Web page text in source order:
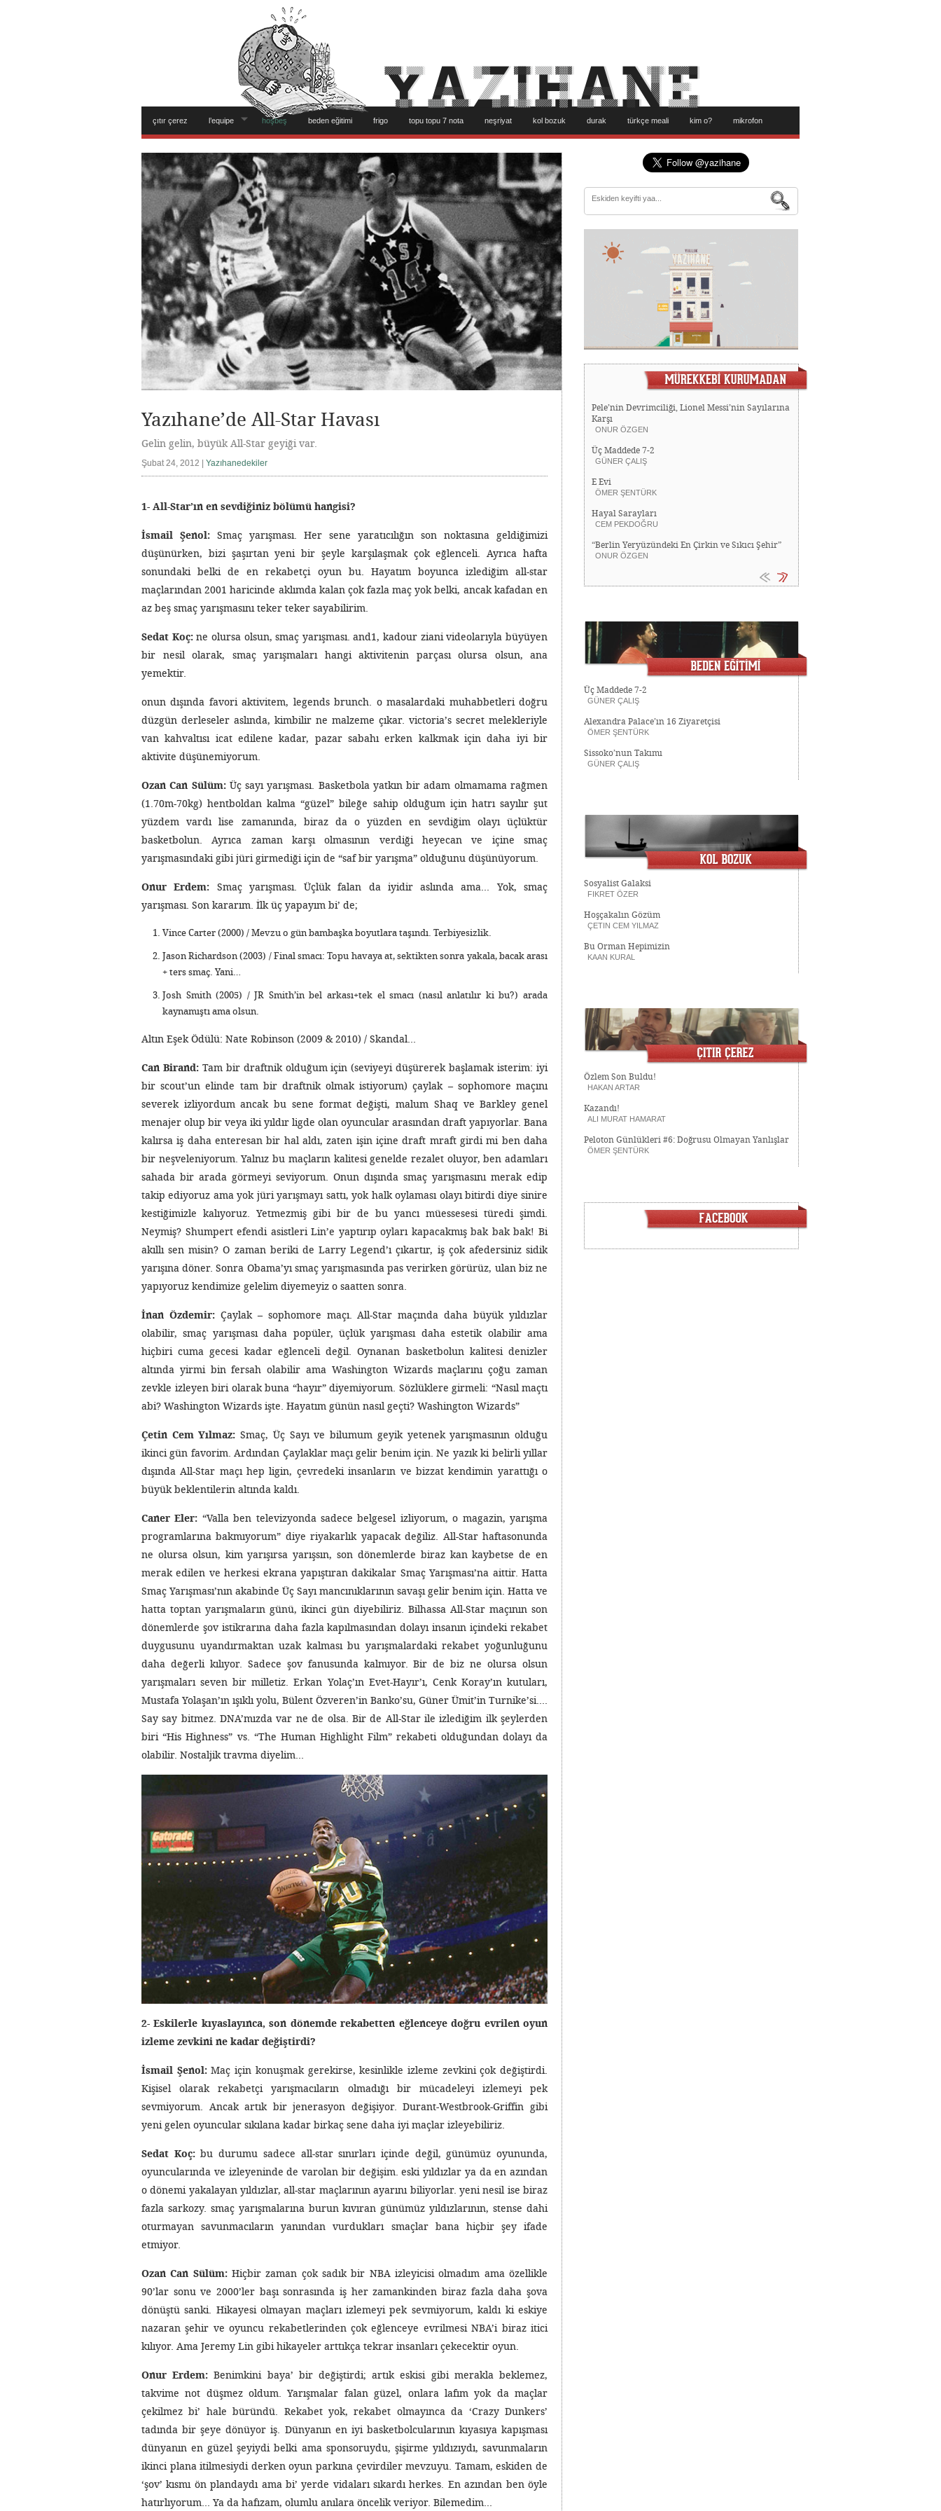
çıtır çerez l’equipe hoşbeş beden eğitimi frigo topu topu 7 nota neşriyat kol bozuk durak türkçe meali kim o? mikrofon
Yazıhane’de All-Star Havası
Gelin gelin, büyük All-Star geyiği var.
Şubat 24, 2012 | Yazıhanedekiler
1- All-Star’ın en sevdiğiniz bölümü hangisi?
İsmail Şenol: Smaç yarışması. Her sene yaratıcılığın son noktasına geldiğimizi
düşünürken, bizi şaşırtan yeni bir şeyle karşılaşmak çok eğlenceli. Ayrıca hafta
sonundaki belki de en rekabetçi oyun bu. Hayatım boyunca izlediğim all-star
maçlarından 2001 haricinde aklımda kalan çok fazla maç yok belki, ancak kafadan en
az beş smaç yarışmasını teker teker sayabilirim.
Sedat Koç:ne olursa olsun, smaç yarışması. and1, kadour ziani videolarıyla büyüyen
bir nesil olarak, smaç yarışmaları hangi aktivitenin parçası olursa olsun, ana
yemektir.
onun dışında favori aktivitem, legends brunch. o masalardaki muhabbetleri doğru
düzgün derleseler aslında, kimbilir ne malzeme çıkar. victoria’s secret melekleriyle
van kahvaltısı icat edilene kadar, pazar sabahı erken kalkmak için daha iyi bir
aktivite düşünemiyorum.
Ozan Can Sülüm:Üç sayı yarışması. Basketbola yatkın bir adam olmamama rağmen
(1.70m-70kg) hentboldan kalma “güzel” bileğe sahip olduğum için hatrı sayılır şut
yüzdem vardı lise zamanında, biraz da o yüzden en sevdiğim olayı üçlüktür
basketbolun. Ayrıca zaman karşı olmasının verdiği heyecan ve içine smaç
yarışmasındaki gibi jüri girmediği için de “saf bir yarışma” olduğunu düşünüyorum.
Onur Erdem: Smaç yarışması. Üçlük falan da iyidir aslında ama… Yok, smaç
yarışması. Son kararım. İlk üç yapayım bi’ de;
Vince Carter (2000) / Mevzu o gün bambaşka boyutlara taşındı. Terbiyesizlik.
Jason Richardson (2003) / Final smacı: Topu havaya at, sektikten sonra yakala, bacak arası
+ ters smaç. Yani…
Josh Smith (2005) / JR Smith’in bel arkası+tek el smacı (nasıl anlatılır ki bu?) arada
kaynamıştı ama olsun.
Altın Eşek Ödülü: Nate Robinson (2009 & 2010) / Skandal…
Can Birand:Tam bir draftnik olduğum için (seviyeyi düşürerek başlamak isterim: iyi
bir scout’un elinde tam bir draftnik olmak istiyorum) çaylak – sophomore maçını
severek izliyordum ancak bu sene format değişti, malum Shaq ve Barkley genel
menajer olup bir veya iki yıldır ligde olan oyuncular arasından draft yapıyorlar. Bana
kalırsa iş daha enteresan bir hal aldı, zaten işin içine draft mraft girdi mi ben daha
bir neşveleniyorum. Yalnız bu maçların kalitesi genelde rezalet oluyor, ben adamları
sahada bir arada görmeyi seviyorum. Onun dışında smaç yarışmasını merak edip
takip ediyoruz ama yok jüri yarışmayı sattı, yok halk oylaması olayı bitirdi diye sinire
kestiğimizle kalıyoruz. Yetmezmiş gibi bir de bu yancı müessesesi türedi şimdi.
Neymiş? Shumpert efendi asistleri Lin’e yaptırıp oyları kapacakmış bak bak bak! Bi
akıllı sen misin? O zaman beriki de Larry Legend’ı çıkartır, iş çok afedersiniz sidik
yarışına döner. Sonra Obama’yı smaç yarışmasında pas verirken görürüz, ulan biz ne
yapıyoruz kendimize gelelim diyemeyiz o saatten sonra.
İnan Özdemir:Çaylak – sophomore maçı. All-Star maçında daha büyük yıldızlar
olabilir, smaç yarışması daha popüler, üçlük yarışması daha estetik olabilir ama
hiçbiri cuma gecesi kadar eğlenceli değil. Oynanan basketbolun kalitesi denizler
altında yirmi bin fersah olabilir ama Washington Wizards maçlarını çoğu zaman
zevkle izleyen biri olarak buna “hayır” diyemiyorum. Sözlüklere girmeli: “Nasıl maçtı
abi? Washington Wizards işte. Hayatım günün nasıl geçti? Washington Wizards”
Çetin Cem Yılmaz: Smaç, Üç Sayı ve bilumum geyik yetenek yarışmasının olduğu
ikinci gün favorim. Ardından Çaylaklar maçı gelir benim için. Ne yazık ki belirli yıllar
dışında All-Star maçı hep ligin, çevredeki insanların ve bizzat kendimin yarattığı o
büyük beklentilerin altında kaldı.
Caner Eler: “Valla ben televizyonda sadece belgesel izliyorum, o magazin, yarışma
programlarına bakmıyorum” diye riyakarlık yapacak değiliz. All-Star haftasonunda
ne olursa olsun, kim yarışırsa yarışsın, son dönemlerde biraz kan kaybetse de en
merak edilen ve herkesi ekrana yapıştıran dakikalar Smaç Yarışması’na aittir. Hatta
Smaç Yarışması’nın akabinde Üç Sayı mancınıklarının savaşı gelir benim için. Hatta ve
hatta toptan yarışmaların günü, ikinci gün diyebiliriz. Bilhassa All-Star maçının son
dönemlerde şov istikrarına daha fazla kapılmasından dolayı insanın içindeki rekabet
duygusunu uyandırmaktan uzak kalması bu yarışmalardaki rekabet yoğunluğunu
daha değerli kılıyor. Sadece şov fanusunda kalmıyor. Bir de biz ne olursa olsun
yarışmaları seven bir milletiz. Erkan Yolaç’ın Evet-Hayır’ı, Cenk Koray’ın kutuları,
Mustafa Yolaşan’ın ışıklı yolu, Bülent Özveren’in Banko’su, Güner Ümit’in Turnike’si….
Say say bitmez. DNA’mızda var ne de olsa. Bir de All-Star ile izlediğim ilk şeylerden
biri “His Highness” vs. “The Human Highlight Film” rekabeti olduğundan dolayı da
olabilir. Nostaljik travma diyelim…
2- Eskilerle kıyaslayınca, son dönemde rekabetten eğlenceye doğru evrilen oyun
izleme zevkini ne kadar değiştirdi?
İsmail Şenol:Maç için konuşmak gerekirse, kesinlikle izleme zevkini çok değiştirdi.
Kişisel olarak rekabetçi yarışmacıların olmadığı bir mücadeleyi izlemeyi pek
sevmiyorum. Ancak artık bir jenerasyon değişiyor. Durant-Westbrook-Griffin gibi
yeni gelen oyuncular sıkılana kadar birkaç sene daha iyi maçlar izleyebiliriz.
Sedat Koç:bu durumu sadece all-star sınırları içinde değil, günümüz oyununda,
oyuncularında ve izleyeninde de varolan bir değişim. eski yıldızlar ya da en azından
o dönemi yakalayan yıldızlar, all-star maçlarının ayarını biliyorlar. yeni nesil ise biraz
fazla sarkozy. smaç yarışmalarına burun kıvıran günümüz yıldızlarının, stense dahi
oturmayan savunmacıların yanından vurdukları smaçlar bana hiçbir şey ifade
etmiyor.
Ozan Can Sülüm:Hiçbir zaman çok sadık bir NBA izleyicisi olmadım ama özellikle
90’lar sonu ve 2000’ler başı sonrasında iş her zamankinden biraz fazla daha şova
dönüştü sanki. Hikayesi olmayan maçları izlemeyi pek sevmiyorum, kaldı ki eskiye
nazaran şehir ve oyuncu rekabetlerinden çok eğlenceye evrilmesi NBA’i biraz itici
kılıyor. Ama Jeremy Lin gibi hikayeler arttıkça tekrar insanları çekecektir oyun.
Onur Erdem: Benimkini baya’ bir değiştirdi; artık eskisi gibi merakla beklemez,
takvime not düşmez oldum. Yarışmalar falan güzel, onlara lafım yok da maçlar
çekilmez bi’ hale büründü. Rekabet yok, rekabet olmayınca da ‘Crazy Dunkers’
tadında bir şeye dönüyor iş. Dünyanın en iyi basketbolcularının kıyasıya kapışması
dünyanın en güzel şeyiydi belki ama sponsoruydu, şişirme yıldızıydı, savunmaların
ikinci plana itilmesiydi derken oyun parkına çevirdiler mevzuyu. Tamam, eskiden de
‘şov’ kısmı ön plandaydı ama bi’ yerde vidaları sıkardı herkes. En azından ben öyle
hatırlıyorum… Ya da hafızam, olumlu anılara öncelik veriyor. Bilemedim…
Pele’nin Devrimciliği, Lionel Messi’nin Sayılarına
Karşı
ONUR ÖZGEN
Üç Maddede 7-2
GÜNER ÇALIŞ
E Evi
ÖMER ŞENTÜRK
Hayal Sarayları
CEM PEKDOĞRU
“Berlin Yeryüzündeki En Çirkin ve Sıkıcı Şehir”
ONUR ÖZGEN
Üç Maddede 7-2
GÜNER ÇALIŞ
Alexandra Palace’ın 16 Ziyaretçisi
ÖMER ŞENTÜRK
Sissoko’nun Takımı
GÜNER ÇALIŞ
Sosyalist Galaksi
FIKRET ÖZER
Hoşçakalın Gözüm
ÇETIN CEM YILMAZ
Bu Orman Hepimizin
KAAN KURAL
Özlem Son Buldu!
HAKAN ARTAR
Kazandı!
ALI MURAT HAMARAT
Peloton Günlükleri #6: Doğrusu Olmayan Yanlışlar
ÖMER ŞENTÜRK